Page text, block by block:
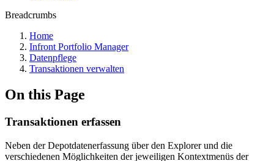
Breadcrumbs
Home
Infront Portfolio Manager
Datenpflege
Transaktionen verwalten
On this Page
Transaktionen erfassen
Neben der Depotdatenerfassung über den Explorer und die
verschiedenen Möglichkeiten der jeweiligen Kontextmenüs der